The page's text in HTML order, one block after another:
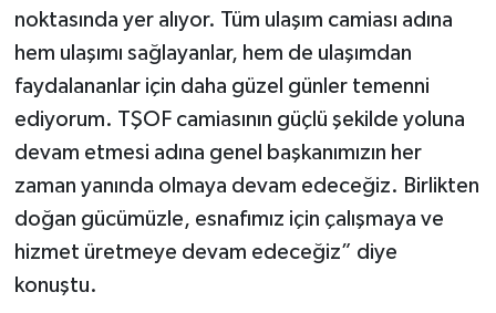
noktasında yer alıyor. Tüm ulaşım camiası adına
hem ulaşımı sağlayanlar, hem de ulaşımdan
faydalananlar için daha güzel günler temenni
ediyorum. TŞOF camiasının güçlü şekilde yoluna
devam etmesi adına genel başkanımızın her
zaman yanında olmaya devam edeceğiz. Birlikten
doğan gücümüzle, esnafımız için çalışmaya ve
hizmet üretmeye devam edeceğiz” diye
konuştu.